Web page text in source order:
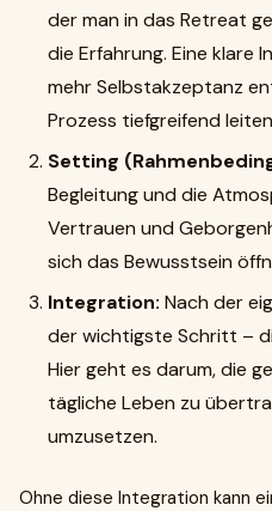
der man in das Retreat
die Erfahrung. Eine klare
mehr Selbstakzeptanz
Prozess tiefgreifend
Setting
Begleitung und die
Vertrauen und
sich das Bewusstsein
Integration: Nach der
der wichtigste Schritt –
Hier geht es darum, die
tägliche Leben zu
umzusetzen.
Ohne diese Integration kann